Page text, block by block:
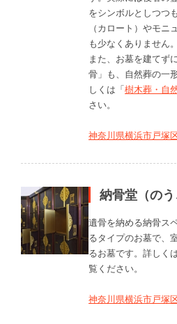
をシンボルとしつつ
（カロート）やモニ
も少なくありません。
また、お墓を建てず
骨」も、自然葬の一
しくは「樹木葬・自
さい。
神奈川県横浜市戸塚
納骨堂（のう
遺骨を納める納骨ス
るタイプのお墓で、
るお墓です。詳しく
覧ください。
神奈川県横浜市戸塚